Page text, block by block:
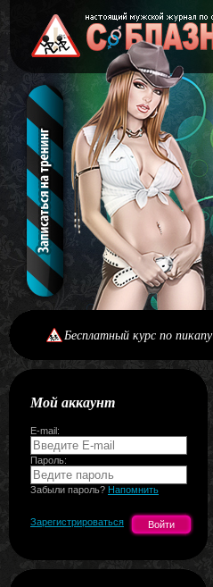
Бесплатный курс по пикапу
Мой аккаунт
E-mail:
Пароль:
Забыли пароль? Напомнить
Зарегистрироваться